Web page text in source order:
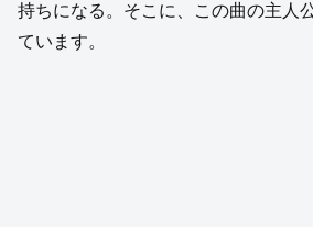
持ちになる。そこに、この曲の主人
ています。